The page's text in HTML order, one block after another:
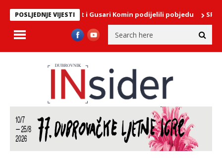
POSLJEDNJE VIJESTI
lađa: Crni put i Gusari Komin podijelili pobjedu SPEKTAKL